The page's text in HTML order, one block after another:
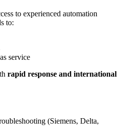
to experienced automation
to:
service
rapid response and international
(Siemens, Delta,